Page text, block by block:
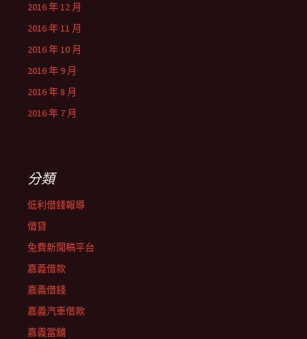
2016 年 12 月
2016 年 11 月
2016 年 10 月
2016 年 9 月
2016 年 8 月
2016 年 7 月
分類
低利借錢報導
借貸
免費新聞稿平台
嘉義借款
嘉義借錢
嘉義汽車借款
嘉義當舖